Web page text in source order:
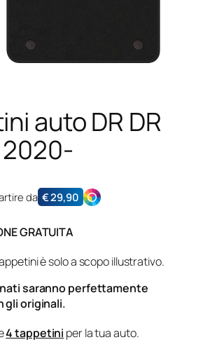
auto DR DR
da €29,90
GRATUITA
è solo a scopo illustrativo.
saranno perfettamente
gli originali.
4 tappetini per la tua auto.